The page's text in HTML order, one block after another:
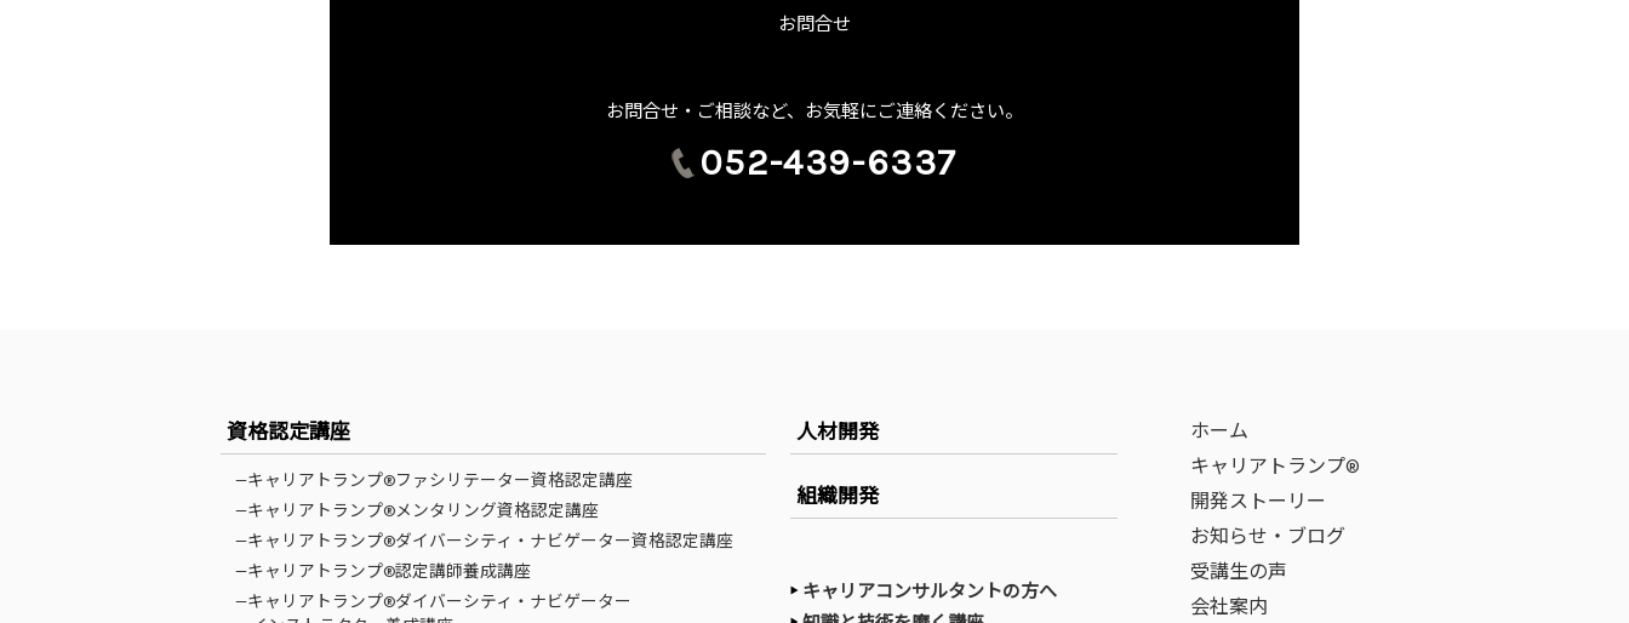
お問合せ
お問合せ・ご相談など、お気軽にご連絡ください。
052-439-6337
資格認定講座
—キャリアトランプ®ファシリテーター資格認定講座
—キャリアトランプ®メンタリング資格認定講座
—キャリアトランプ®ダイバーシティ・ナビゲーター資格認定講座
—キャリアトランプ®認定講師養成講座
—キャリアトランプ®ダイバーシティ・ナビゲーター
人材開発
組織開発
キャリアコンサルタントの方へ
ホーム
キャリアトランプ®
開発ストーリー
お知らせ・ブログ
受講生の声
会社案内